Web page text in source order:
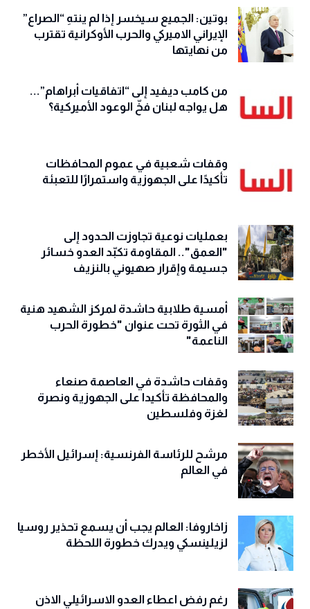
بوتين: الجميع سيخسر إذا لم ينتهِ “الصراع”
الإيراني الاميركي والحرب الأوكرانية تقترب
من نهايتها
من كامب ديفيد إلى “اتفاقيات أبراهام”...
هل يواجه لبنان فخّ الوعود الأميركية؟
وقفات شعبية في عموم المحافظات
تأكيدًا على الجهوزية واستمرارًا للتعبئة
بعمليات نوعية تجاوزت الحدود إلى
"العمق".. المقاومة تكبّد العدو خسائر
جسيمة وإقرار صهيوني بالنزيف
أمسية طلابية حاشدة لمركز الشهيد هنية
في الثورة تحت عنوان "خطورة الحرب
الناعمة"
وقفات حاشدة في العاصمة صنعاء
والمحافظة تأكيدا على الجهوزية ونصرة
لغزة وفلسطين
مرشح للرئاسة الفرنسية: إسرائيل الأخطر
في العالم
زاخاروفا: العالم يجب أن يسمع تحذير روسيا
لزيلينسكي ويدرك خطورة اللحظة
رغم رفض اعطاء العدو الاسرائيلي الاذن